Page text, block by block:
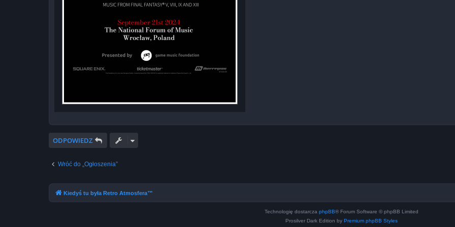
ODPOWIEDZ
Wróć do „Ogłoszenia”
Kiedyś tu była Retro Atmosfera™
Technologię dostarcza phpBB® Forum Software © phpBB Limited
Prosilver Dark Edition by Premium phpBB Styles